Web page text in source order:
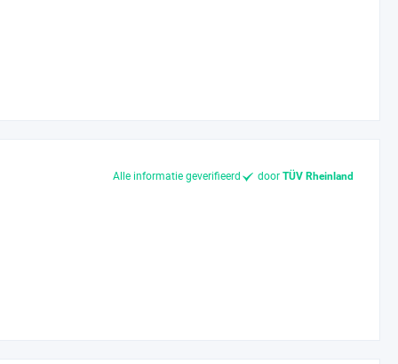
Alle informatie geverifieerd door TÜV Rheinland